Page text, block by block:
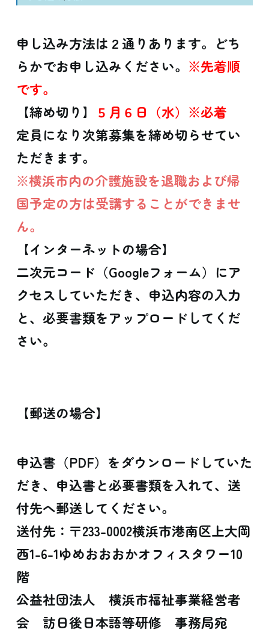
申し込み方法は２通りあります。どち
らかでお申し込みください。 ※先着順
です。
【締め切り】
５月６日（水）※必着
定員になり次第募集を締め切らせてい
ただきます。
※横浜市内の介護施設を退職および帰
国予定の方は受講することができませ
ん。
【インターネットの場合】
二次元コード（Googleフォーム）にア
クセスしていただき、申込内容の入力
と、必要書類をアップロードしてくだ
さい。
【郵送の場合】
申込書（PDF）をダウンロードしていた
だき、申込書と必要書類を入れて、送
付先へ郵送してください。
送付先：〒233-0002横浜市港南区上大岡
西1-6-1ゆめおおおかオフィスタワー10
階
公益社団法人 横浜市福祉事業経営者
会 訪日後日本語等研修 事務局宛